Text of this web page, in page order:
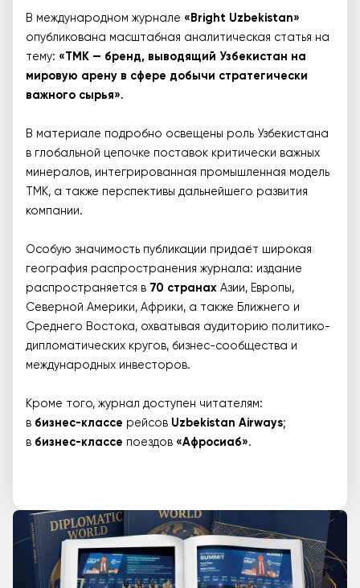
В международном журнале «Bright Uzbekistan»
опубликована масштабная аналитическая статья на
тему: «TMK — бренд, выводящий Узбекистан на
мировую арену в сфере добычи стратегически
важного сырья».
В материале подробно освещены роль Узбекистана
в глобальной цепочке поставок критически важных
минералов, интегрированная промышленная модель
TMK, а также перспективы дальнейшего развития
компании.
Особую значимость публикации придаёт широкая
география распространения журнала: издание
распространяется в 70 странах Азии, Европы,
Северной Америки, Африки, а также Ближнего и
Среднего Востока, охватывая аудиторию политико-
дипломатических кругов, бизнес-сообщества и
международных инвесторов.
Кроме того, журнал доступен читателям:
в бизнес-классе рейсов Uzbekistan Airways;
в бизнес-классе поездов «Афросиаб».